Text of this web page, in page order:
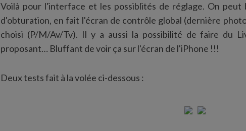
Voilà pour l'interface et les possiblités de réglage. On peut
d'obturation, en fait l'écran de contrôle global (dernière
choisi (P/M/Av/Tv). Il y a aussi la possibilité de faire du
proposant… Bluffant de voir ça sur l'écran de l'iPhone !!!
Deux tests fait à la volée ci-dessous :